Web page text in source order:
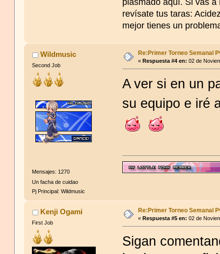
plasmado aquí. Si vas
revísate tus taras:
mejor tienes un
-https://
El Atroce es a Xatiya lo
El Champion es a
Wildmusic
Second Job
Mensajes: 1270
Un facha de cuidao
Pj Principal: Wildmusic
Re:Primer Torneo Semanal
« Respuesta #4 en: 02 de
A ver si en un
su equipo e iré
Kenji Ogami
First Job
Re:Primer Torneo Semanal
« Respuesta #5 en: 02 de
Sigan